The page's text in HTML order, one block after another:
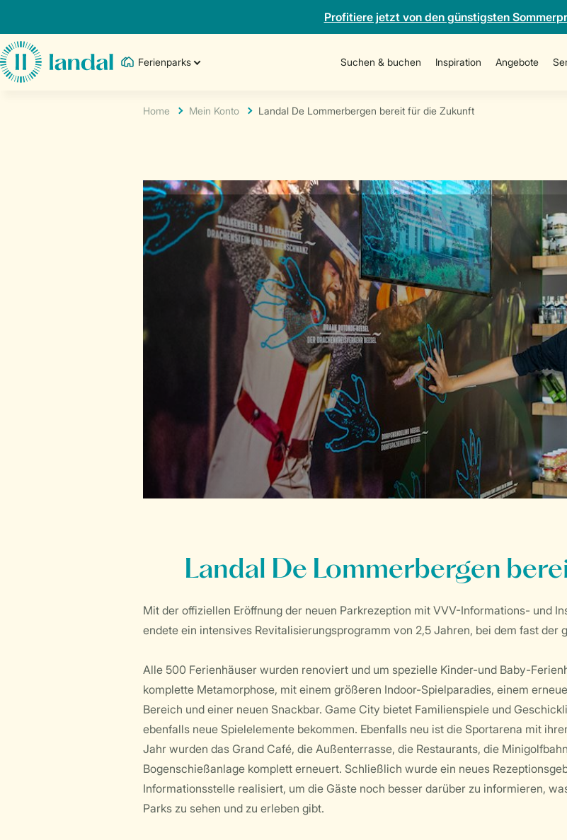
Profitiere jetzt von den günstigsten
Ferienparks Suchen & buchen Inspiration Angebote
Home Mein Konto Landal De Lommerbergen bereit für die Zukunft
accordionRenderingID
Landal De Lommerbergen
Mit der offiziellen Eröffnung der neuen Parkrezeption mit VVV-Informations- und
endete ein intensives Revitalisierungsprogramm von 2,5 Jahren, bei dem fast der
Alle 500 Ferienhäuser wurden renoviert und um spezielle Kinder-und Baby-
komplette Metamorphose, mit einem größeren Indoor-Spielparadies, einem
Bereich und einer neuen Snackbar. Game City bietet Familienspiele und
ebenfalls neue Spielelemente bekommen. Ebenfalls neu ist die Sportarena mit
Jahr wurden das Grand Café, die Außenterrasse, die Restaurants, die
Bogenschießanlage komplett erneuert. Schließlich wurde ein neues
Informationsstelle realisiert, um die Gäste noch besser darüber zu informieren,
Parks zu sehen und zu erleben gibt.